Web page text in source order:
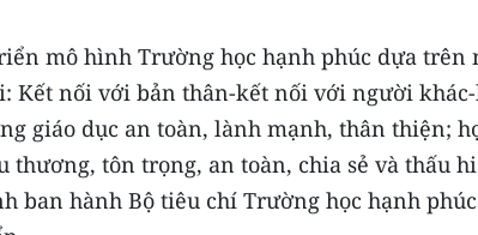
mô hình Trường học hạnh phúc dựa trên
Kết nối với bản thân-kết nối với người
giáo dục an toàn, lành mạnh, thân thiện;
tôn trọng, an toàn, chia sẻ và thấu
ban hành Bộ tiêu chí Trường học hạnh